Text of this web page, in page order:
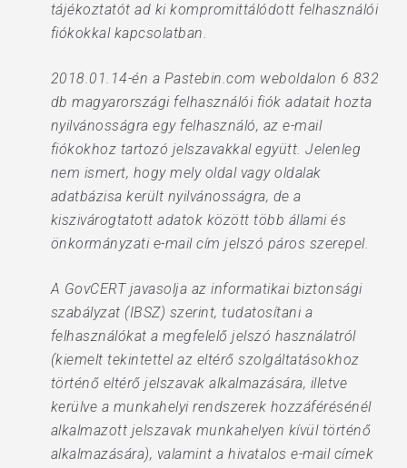
tájékoztatót ad ki kompromittálódott felhasználói
fiókokkal kapcsolatban.
2018.01.14-én a Pastebin.com weboldalon 6 832
db magyarországi felhasználói fiók adatait hozta
nyilvánosságra egy felhasználó, az e-mail
fiókokhoz tartozó jelszavakkal együtt. Jelenleg
nem ismert, hogy mely oldal vagy oldalak
adatbázisa került nyilvánosságra, de a
kiszivárogtatott adatok között több állami és
önkormányzati e-mail cím jelszó páros szerepel.
A GovCERT javasolja az informatikai biztonsági
szabályzat (IBSZ) szerint, tudatosítani a
felhasználókat a megfelelő jelszó használatról
(kiemelt tekintettel az eltérő szolgáltatásokhoz
történő eltérő jelszavak alkalmazására, illetve
kerülve a munkahelyi rendszerek hozzáférésénél
alkalmazott jelszavak munkahelyen kívül történő
alkalmazására), valamint a hivatalos e-mail címek